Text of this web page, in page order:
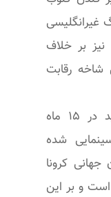
دیالوگ غیرانگلیسی
نیز بر خلاف
شاخه رقابت
به صورت معمول فیلم ها باید در ۱۵ ماه
شده
کرونا
است و بر این